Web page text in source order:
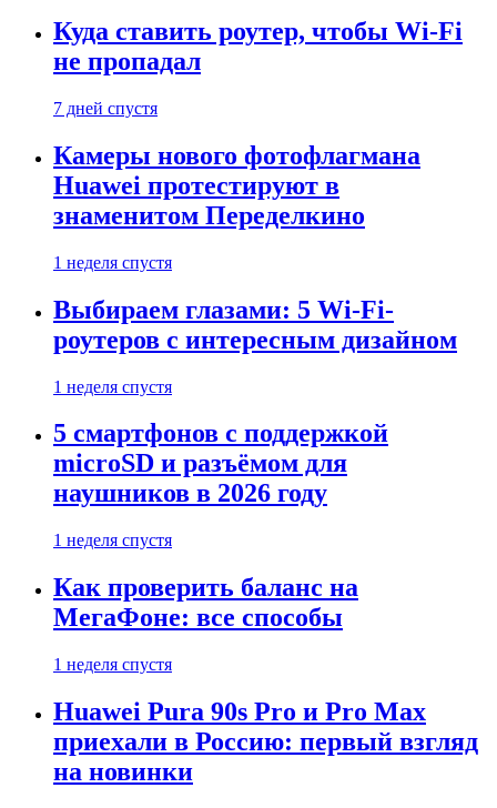
Куда ставить роутер, чтобы Wi-Fi
не пропадал
7 дней спустя
Камеры нового фотофлагмана
Huawei протестируют в
знаменитом Переделкино
1 неделя спустя
Выбираем глазами: 5 Wi-Fi-
роутеров с интересным дизайном
1 неделя спустя
5 смартфонов с поддержкой
microSD и разъёмом для
наушников в 2026 году
1 неделя спустя
Как проверить баланс на
МегаФоне: все способы
1 неделя спустя
Huawei Pura 90s Pro и Pro Max
приехали в Россию: первый взгляд
на новинки